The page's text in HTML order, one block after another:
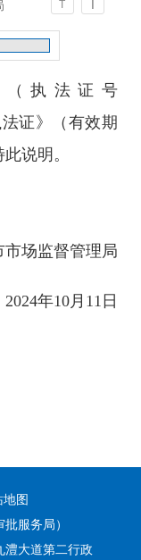
T T
执法证号
法证》（有效期
说明。
市场监督管理局
2024年10月11日
地图
服务局）
澧大道第二行政